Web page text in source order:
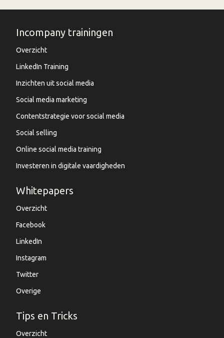
Incompany trainingen
Overzicht
LinkedIn Training
Inzichten uit social media
Social media marketing
Contentstrategie voor social media
Social selling
Online social media training
Investeren in digitale vaardigheden
Whitepapers
Overzicht
Facebook
LinkedIn
Instagram
Twitter
Overige
Tips en Tricks
Overzicht